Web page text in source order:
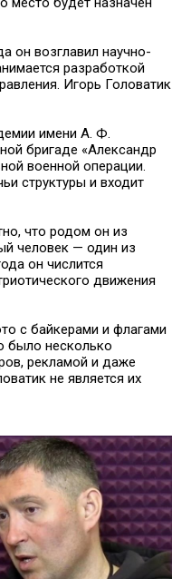
он возглавил научно-
разработкой
Игорь Головатик
имени А. Ф.
бригаде «Александр
военной операции.
структуры и входит
что родом он из
человек — один из
он числится
движения
с байкерами и флагами
было несколько
рекламой и даже
не является их